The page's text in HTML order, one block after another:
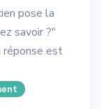
pose la
savoir ?"
réponse est